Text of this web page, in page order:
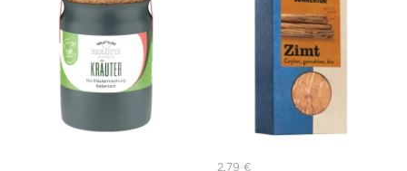
2,79 €